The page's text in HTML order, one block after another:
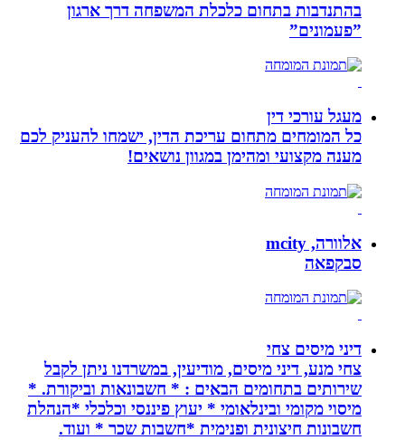
בהתנדבות בתחום כלכלת המשפחה דרך ארגון
”פעמונים”
מעגל עורכי דין
כל המומחים מתחום עריכת הדין, ישמחו להעניק לכם
מענה מקצועי ומהימן במגוון נושאים!
אלוורה, mcity
סבקפאה
דיני מיסים צחי
צחי מנע, דיני מיסים, מודיעין, במשרדנו ניתן לקבל
שירותים בתחומים הבאים : * חשבונאות וביקורת. *
מיסוי מקומי ובינלאומי * יעוץ פיננסי וכלכלי *הנהלת
חשבונות חיצונית ופנימית *חשבות שכר * ועוד.